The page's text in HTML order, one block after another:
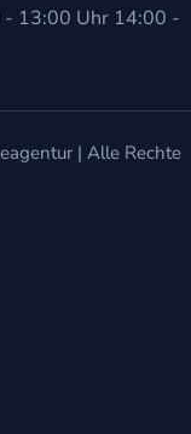
13:00 Uhr 14:00 -
| Alle Rechte